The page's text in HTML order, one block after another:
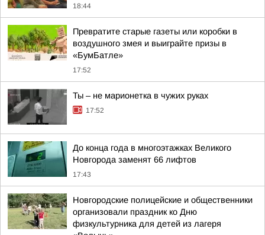
18:44
Превратите старые газеты или коробки в
воздушного змея и выиграйте призы в
«БумБатле»
17:52
Ты – не марионетка в чужих руках
17:52
До конца года в многоэтажках Великого
Новгорода заменят 66 лифтов
17:43
Новгородские полицейские и общественники
организовали праздник ко Дню
физкультурника для детей из лагеря